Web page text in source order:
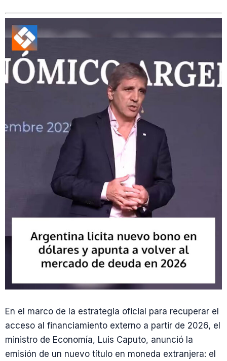
En el marco de la estrategia oficial para recuperar el
acceso al financiamiento externo a partir de 2026, el
ministro de Economía, Luis Caputo, anunció la
emisión de un nuevo título en moneda extranjera: el